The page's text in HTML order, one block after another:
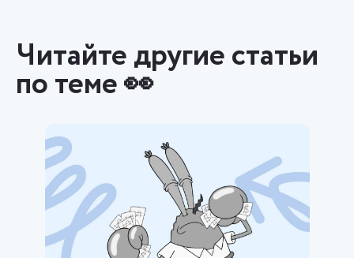
Читайте другие статьи
по теме 👀